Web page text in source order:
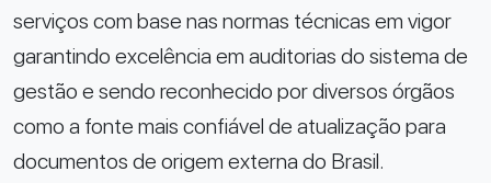
serviços com base nas normas técnicas em vigor
garantindo excelência em auditorias do sistema de
gestão e sendo reconhecido por diversos órgãos
como a fonte mais confiável de atualização para
documentos de origem externa do Brasil.